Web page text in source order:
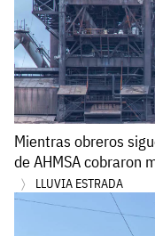
Mientras obreros
de AHMSA cobraron
LLUVIA ESTRADA